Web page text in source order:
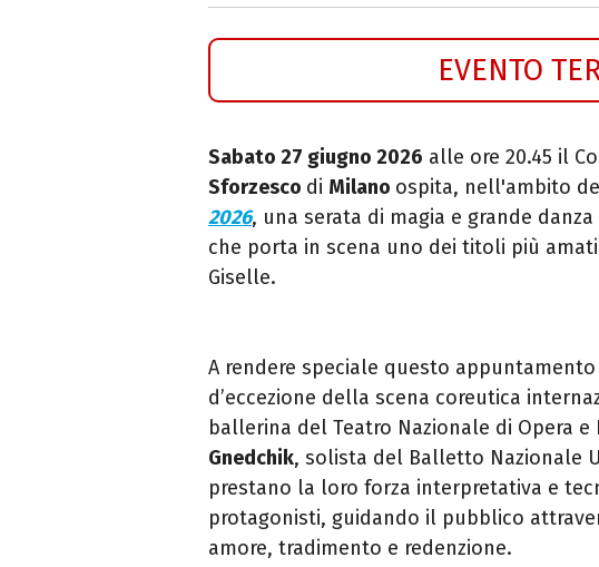
EVENTO
Sabato 27 giugno 2026 alle ore 20.45 il
Sforzesco di Milano ospita, nell'ambito
2026, una serata di magia e grande
che porta in scena uno dei titoli più
Giselle.
A rendere speciale questo
d’eccezione della scena coreutica
ballerina del Teatro Nazionale di Opera
Gnedchik, solista del Balletto Nazionale
prestano la loro forza interpretativa e
protagonisti, guidando il pubblico
amore, tradimento e redenzione.